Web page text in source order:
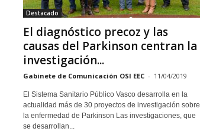
Destacado
El diagnóstico precoz y las
causas del Parkinson centran la
investigación...
Gabinete de Comunicación OSI EEC - 11/04/2019
El Sistema Sanitario Público Vasco desarrolla en la
actualidad más de 30 proyectos de investigación sobre
la enfermedad de Parkinson Las investigaciones, que
se desarrollan...